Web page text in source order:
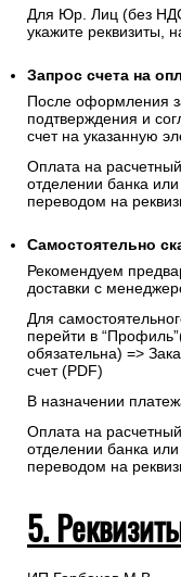
Для Юр. Лиц (без
укажите реквизиты,
Запрос счета на
После оформления
подтверждения и
счет на указанную
Оплата на
отделении банка
переводом на
Самостоятельно
Рекомендуем
доставки с
Для
перейти в
обязательна) =>
счет (PDF)
В назначении
Оплата на
отделении банка
переводом на
5.